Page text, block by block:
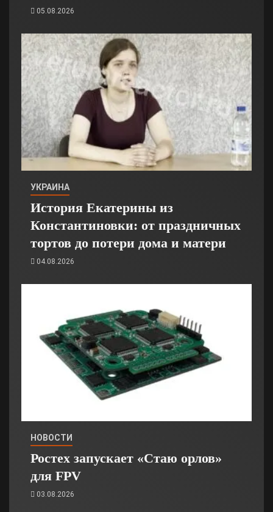
05.08.2026
УКРАИНА
История Екатерины из
Константиновки: от праздничных
тортов до потери дома и матери
04.08.2026
НОВОСТИ
Ростех запускает «Стаю орлов»
для FPV
03.08.2026